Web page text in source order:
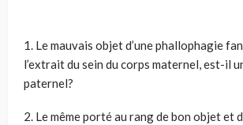
1. Le mauvais objet d’une phallophagie
l’extrait du sein du corps maternel, est-il
paternel?
2. Le même porté au rang de bon objet et